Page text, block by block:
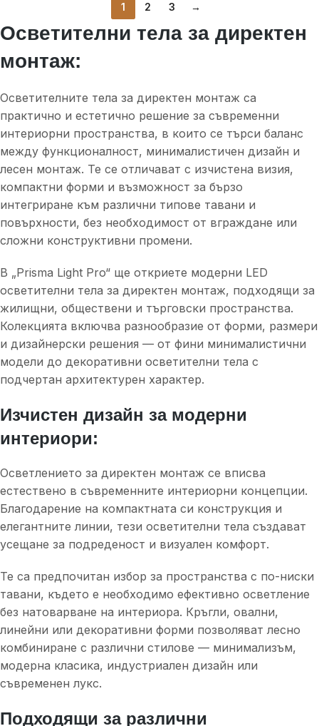
1 2 3 →
Осветителни тела за директен
монтаж:
Осветителните тела за директен монтаж са
практично и естетично решение за съвременни
интериорни пространства, в които се търси баланс
между функционалност, минималистичен дизайн и
лесен монтаж. Те се отличават с изчистена визия,
компактни форми и възможност за бързо
интегриране към различни типове тавани и
повърхности, без необходимост от вграждане или
сложни конструктивни промени.
В „Prisma Light Pro“ ще откриете модерни LED
осветителни тела за директен монтаж, подходящи за
жилищни, обществени и търговски пространства.
Колекцията включва разнообразие от форми, размери
и дизайнерски решения — от фини минималистични
модели до декоративни осветителни тела с
подчертан архитектурен характер.
Изчистен дизайн за модерни
интериори:
Осветлението за директен монтаж се вписва
естествено в съвременните интериорни концепции.
Благодарение на компактната си конструкция и
елегантните линии, тези осветителни тела създават
усещане за подреденост и визуален комфорт.
Те са предпочитан избор за пространства с по-ниски
тавани, където е необходимо ефективно осветление
без натоварване на интериора. Кръгли, овални,
линейни или декоративни форми позволяват лесно
комбиниране с различни стилове — минимализъм,
модерна класика, индустриален дизайн или
съвременен лукс.
Подходящи за различни